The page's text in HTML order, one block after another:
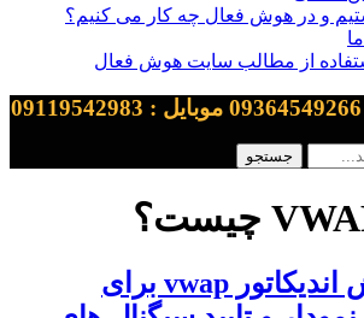
و در هوش فعال چه کار می کنیم؟
از مطالب سایت هوش فعال
دانلود و آموزش اندیکاتور vwap برای